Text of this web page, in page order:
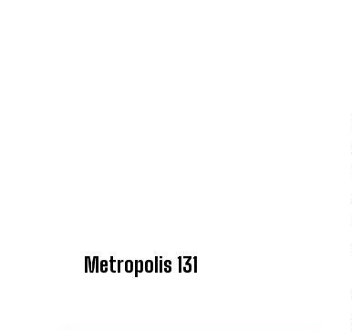
Metropolis 131